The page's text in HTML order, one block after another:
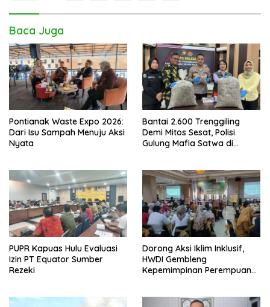
Baca Juga
Pontianak Waste Expo 2026:
Dari Isu Sampah Menuju Aksi
Nyata
Bantai 2.600 Trenggiling
Demi Mitos Sesat, Polisi
Gulung Mafia Satwa di
PUPR Kapuas Hulu Evaluasi
Izin PT Equator Sumber
Rezeki
Dorong Aksi Iklim Inklusif,
HWDI Gembleng
Kepemimpinan Perempuan